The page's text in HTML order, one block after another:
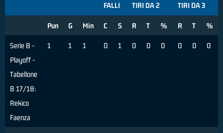
FALLI TIRI DA 2 TIRI DA 3
Pun G Min C S R T % R T %
Serie B -
Playoff -
Tabellone
B 17/18:
Rekico
Faenza
1 1 1 0 1 0 0 0 0 0 0